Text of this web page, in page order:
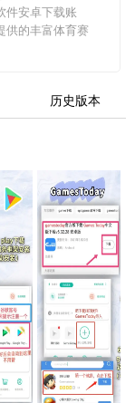
件安卓下载账
供的丰富体育赛
历史版本